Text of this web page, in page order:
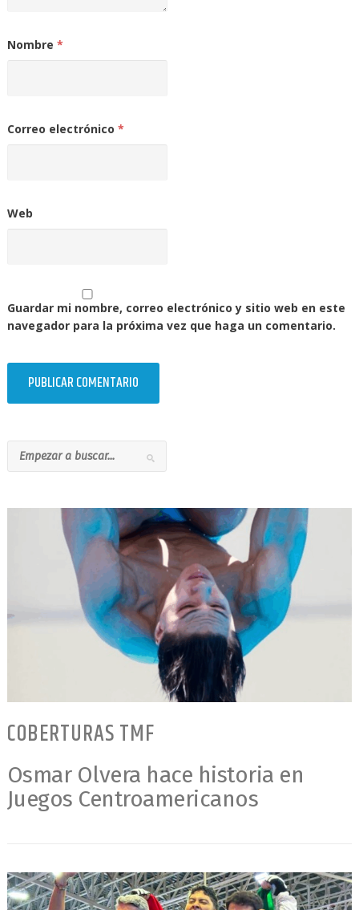
Nombre *
Correo electrónico *
Web
Guardar mi nombre, correo electrónico y sitio web en este
navegador para la próxima vez que haga un comentario.
COBERTURAS TMF
Osmar Olvera hace historia en
Juegos Centroamericanos